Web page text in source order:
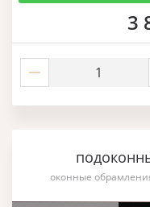
3
оконные